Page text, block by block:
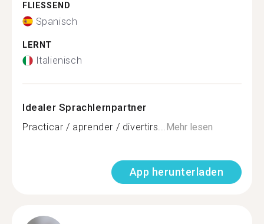
FLIESSEND
Spanisch
LERNT
Italienisch
Idealer Sprachlernpartner
Practicar / aprender / divertirs...Mehr lesen
App herunterladen